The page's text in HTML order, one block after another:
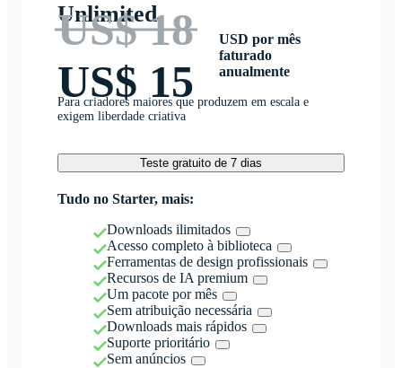
Unlimited
US$ 18
US$ 15
USD por mês
faturado
anualmente
Para criadores maiores que produzem em escala e
exigem liberdade criativa
Teste gratuito de 7 dias
Tudo no Starter, mais:
Downloads ilimitados
Acesso completo à biblioteca
Ferramentas de design profissionais
Recursos de IA premium
Um pacote por mês
Sem atribuição necessária
Downloads mais rápidos
Suporte prioritário
Sem anúncios